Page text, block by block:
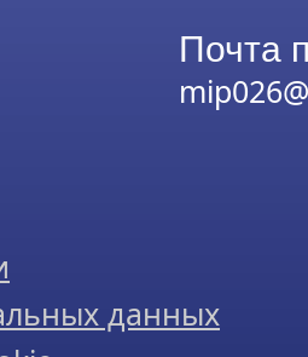
Почта
данных